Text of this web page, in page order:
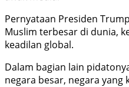
Pernyataan Presiden
Muslim terbesar di dunia,
keadilan global.
Dalam bagian lain
negara besar, negara yang